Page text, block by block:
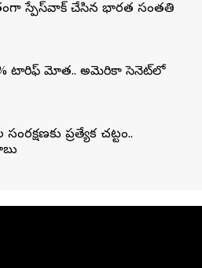
స్పేస్‌వాక్‌ చేసిన భారత సంతతి
టారిఫ్‌ మోత.. అమెరికా సెనెట్‌లో
ప్రత్యేక చట్టం..